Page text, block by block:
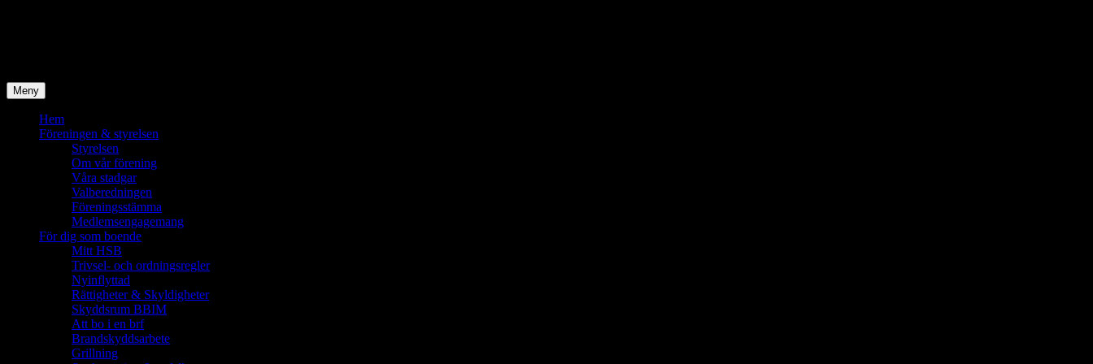
Meny
Hem
Föreningen & styrelsen
Styrelsen
Om vår förening
Våra stadgar
Valberedningen
Föreningsstämma
Medlemsengagemang
För dig som boende
Mitt HSB
Trivsel- och ordningsregler
Nyinflyttad
Rättigheter & Skyldigheter
Skyddsrum BBIM
Att bo i en brf
Brandskyddsarbete
Grillning